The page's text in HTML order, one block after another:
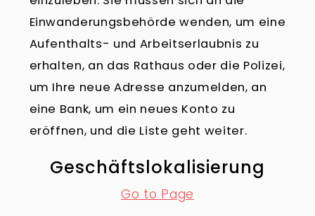
Einwanderungsbehörde wenden, um eine
Aufenthalts- und Arbeitserlaubnis zu
erhalten, an das Rathaus oder die Polizei,
um Ihre neue Adresse anzumelden, an
eine Bank, um ein neues Konto zu
eröffnen, und die Liste geht weiter.
Geschäftslokalisierung
Go to Page